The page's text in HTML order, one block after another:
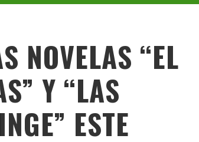
NOVELAS “EL
Y “LAS
ESTE